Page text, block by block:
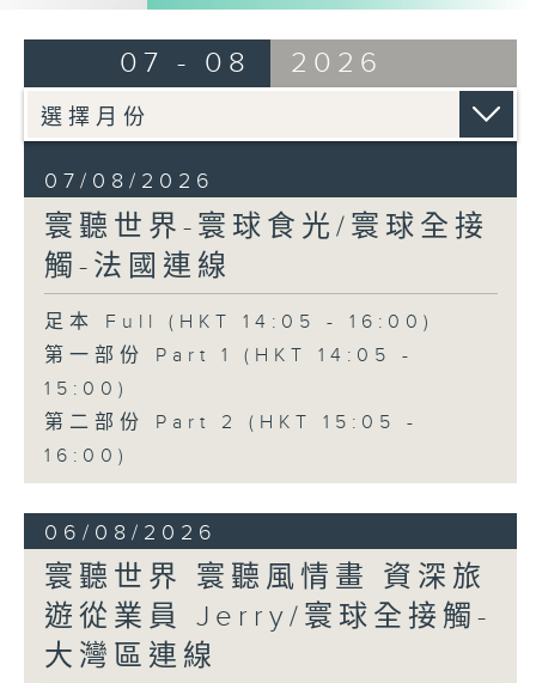
07 - 08 2026
07/08/2026
寰聽世界-寰球食光/寰球全接
觸-法國連線
足本 Full (HKT 14:05 - 16:00)
第一部份 Part 1 (HKT 14:05 -
15:00)
第二部份 Part 2 (HKT 15:05 -
16:00)
06/08/2026
寰聽世界 寰聽風情畫 資深旅
遊從業員 Jerry/寰球全接觸-
大灣區連線